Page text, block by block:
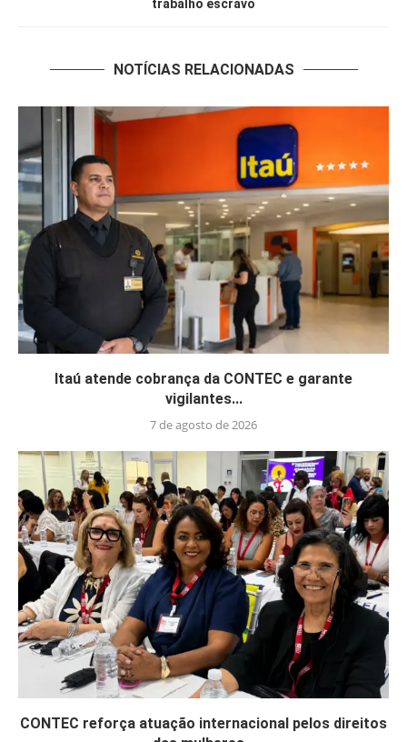
trabalho escravo
NOTÍCIAS RELACIONADAS
Itaú atende cobrança da CONTEC e garante
vigilantes...
7 de agosto de 2026
CONTEC reforça atuação internacional pelos direitos